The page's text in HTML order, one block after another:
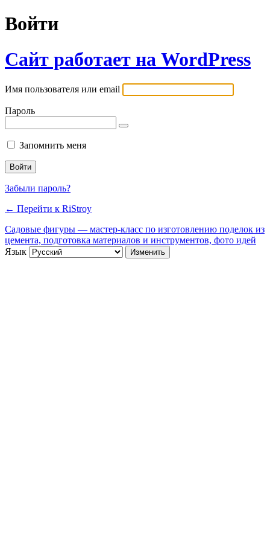
Войти
Сайт работает на WordPress
Имя пользователя или email
Пароль
Запомнить меня
Забыли пароль?
← Перейти к RiStroy
Садовые фигуры — мастер-класс по изготовлению поделок из
цемента, подготовка материалов и инструментов, фото идей
Язык